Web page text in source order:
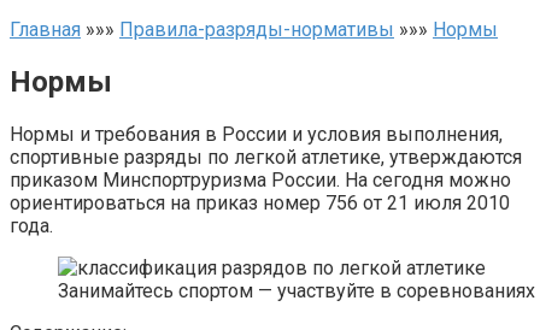
Главная »»» Правила-разряды-нормативы »»» Нормы
Нормы
Нормы и требования в России и условия выполнения,
спортивные разряды по легкой атлетике, утверждаются
приказом Минспортруризма России. На сегодня можно
ориентироваться на приказ номер 756 от 21 июля 2010
года.
Занимайтесь спортом — участвуйте в